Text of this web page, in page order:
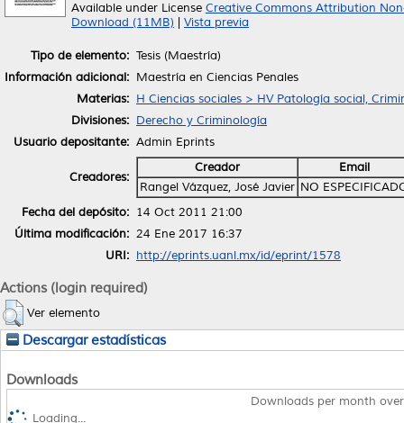
Available under License Creative Commons Attribution
Download (11MB)
Vista previa
Tipo de elemento: Tesis (Maestría)
Información adicional: Maestría en Ciencias Penales
Materias: H Ciencias sociales > HV Patología social,
Divisiones: Derecho y Criminología
Usuario depositante: Admin Eprints
Creadores:
Creador
Email
Rangel Vázquez, José Javier NO
Fecha del depósito: 14 Oct 2011 21:00
Última modificación: 24 Ene 2017 16:37
URI: http://eprints.uanl.mx/id/eprint/1578
Actions (login required)
Ver elemento
Descargar estadísticas
Downloads
Downloads per month
Loading...